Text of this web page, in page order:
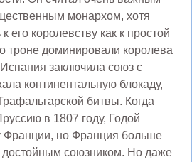
монархом, хотя
его королевству как к простой
троне доминировали королева
заключила союз с
континентальную блокаду,
битвы. Когда
в 1807 году, Годой
Франции, но Франция больше
союзником. Но даже